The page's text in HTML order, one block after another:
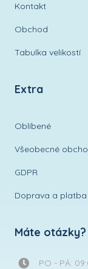
Kontakt
Obchod
Tabulka velikostí
Extra
Oblíbené
Všeobecné
GDPR
Doprava a platba
Máte otázky?
PO - PÁ: